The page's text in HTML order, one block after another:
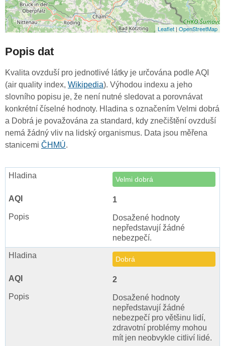
Leaflet | OpenStreetMap
Popis dat
Kvalita ovzduší pro jednotlivé látky je určována podle AQI
(air quality index, Wikipedia). Výhodou indexu a jeho
slovního popisu je, že není nutné sledovat a porovnávat
konkrétní číselné hodnoty. Hladina s označením Velmi dobrá
a Dobrá je považována za standard, kdy znečištění ovzduší
nemá žádný vliv na lidský organismus. Data jsou měřena
stanicemi ČHMÚ.
Velmi dobrá
1
Dosažené hodnoty
nepředstavují žádné
nebezpečí.
Dobrá
2
Dosažené hodnoty
nepředstavují žádné
nebezpečí pro většinu lidí,
zdravotní problémy mohou
mít jen neobvykle citliví lidé.